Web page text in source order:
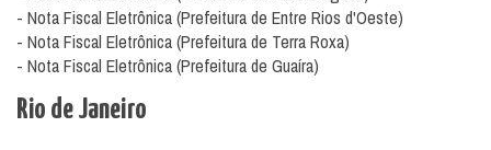
- Nota Fiscal Eletrônica (Prefeitura de Entre Rios d'Oeste)
- Nota Fiscal Eletrônica (Prefeitura de Terra Roxa)
- Nota Fiscal Eletrônica (Prefeitura de Guaíra)
Rio de Janeiro